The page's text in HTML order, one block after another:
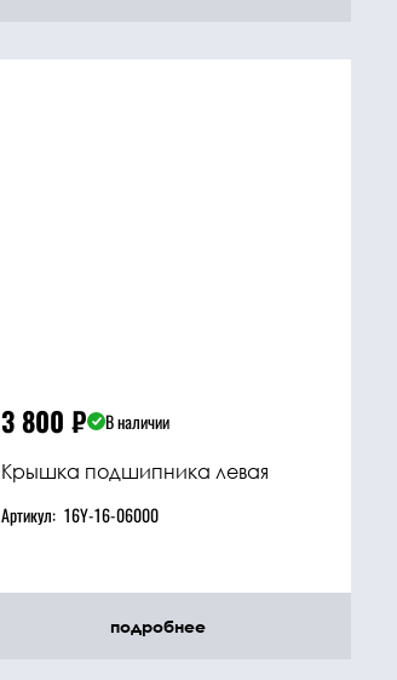
3 800 ₽
В наличии
Крышка подшипника левая
Артикул: 16Y-16-06000
подробнее